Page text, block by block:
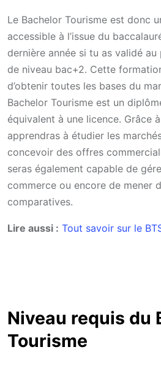
Le Bachelor Tourisme est donc
accessible à l’issue du
dernière année si tu as validé
de niveau bac+2. Cette
d’obtenir toutes les bases du
Bachelor Tourisme est un
équivalent à une licence. Grâce
apprendras à étudier les
concevoir des offres
seras également capable de
commerce ou encore de mener
comparatives.
Lire aussi : Tout savoir sur le
Niveau requis du
Tourisme